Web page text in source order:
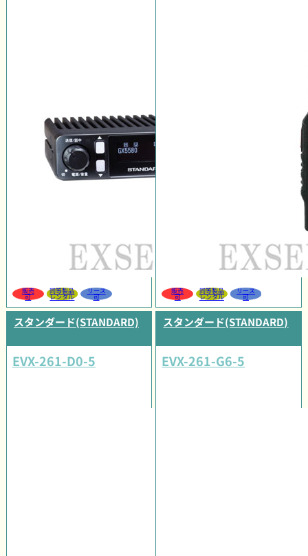
販売
可
同等製品
レンタル
リース
可
販売
可
同等製品
レンタル
リース
可
スタンダード(STANDARD)
EVX-261-D0-5
スタンダード(STANDARD)
EVX-261-G6-5